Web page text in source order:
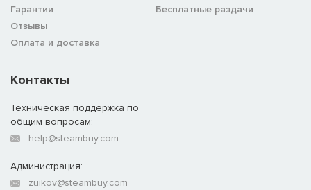
Гарантии
Отзывы
Оплата и доставка
Бесплатные раздачи
Контакты
Техническая поддержка по
общим вопросам:
help@steambuy.com
Администрация:
zuikov@steambuy.com